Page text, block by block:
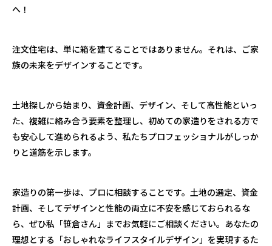
へ！
注文住宅は、単に箱を建てることではありません。それは、ご家
族の未来をデザインすることです。
土地探しから始まり、資金計画、デザイン、そして高性能といっ
た、複雑に絡み合う要素を整理し、初めての家造りをされる方で
も安心して進められるよう、私たちプロフェッショナルがしっか
りと道筋を示します。
家造りの第一歩は、プロに相談することです。土地の選定、資金
計画、そしてデザインと性能の両立に不安を感じておられるな
ら、ぜひ私「笹倉さん」までお気軽にご相談ください。あなたの
理想とする「おしゃれなライフスタイルデザイン」を実現するた